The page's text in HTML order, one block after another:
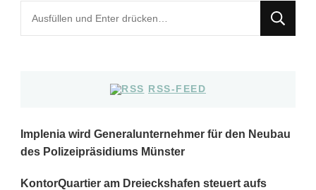
du
RSS-FEED
Implenia wird Generalunternehmer für den Neubau
des Polizeipräsidiums Münster
KontorQuartier am Dreieckshafen steuert aufs